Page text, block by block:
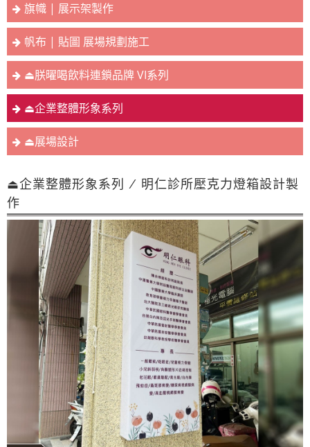
旗幟 | 展示架製作
帆布 | 貼圖 展場規劃施工
⏏︎朕曜喝飲料連鎖品牌 VI系列
⏏︎企業整體形象系列
⏏︎展場設計
⏏︎企業整體形象系列 / 明仁診所壓克力燈箱設計製
作